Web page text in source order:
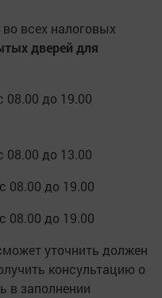
всех налоговых
дверей для
08.00 до 19.00
08.00 до 13.00
08.00 до 19.00
08.00 до 19.00
уточнить должен
консультацию о
в заполнении